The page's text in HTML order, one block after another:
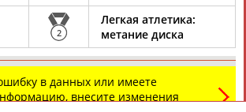
КОНТАКТЫ НАШИ КНОПКИ РЕКЛАМА
и совместной деятельностиinform@infosport.ru
2
Легкая атлетика:
метание диска
в данных или имеете
внесите изменения